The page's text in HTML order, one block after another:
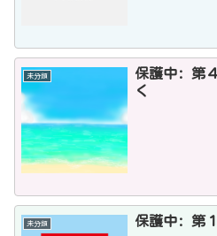
未分類
保護中: 第
く
未分類 保護中: 第